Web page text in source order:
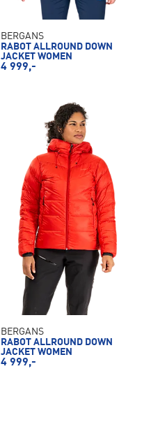
BERGANS
RABOT ALLROUND DOWN
JACKET WOMEN
4 999,-
BERGANS
RABOT ALLROUND DOWN
JACKET WOMEN
4 999,-